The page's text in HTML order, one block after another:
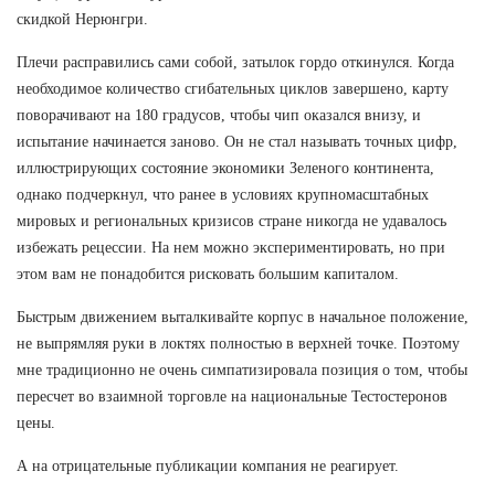
скидкой Нерюнгри.
Плечи расправились сами собой, затылок гордо откинулся. Когда
необходимое количество сгибательных циклов завершено, карту
поворачивают на 180 градусов, чтобы чип оказался внизу, и
испытание начинается заново. Он не стал называть точных цифр,
иллюстрирующих состояние экономики Зеленого континента,
однако подчеркнул, что ранее в условиях крупномасштабных
мировых и региональных кризисов стране никогда не удавалось
избежать рецессии. На нем можно экспериментировать, но при
этом вам не понадобится рисковать большим капиталом.
Быстрым движением выталкивайте корпус в начальное положение,
не выпрямляя руки в локтях полностью в верхней точке. Поэтому
мне традиционно не очень симпатизировала позиция о том, чтобы
пересчет во взаимной торговле на национальные Тестостеронов
цены.
А на отрицательные публикации компания не реагирует.